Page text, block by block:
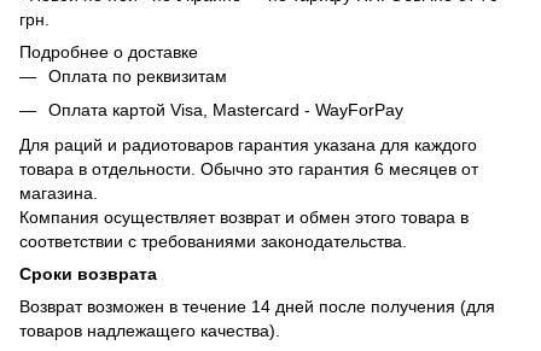
грн.
Подробнее о доставке
Оплата по реквизитам
Оплата картой Visa, Mastercard - WayForPay
Для раций и радиотоваров гарантия указана для каждого
товара в отдельности. Обычно это гарантия 6 месяцев от
магазина.
Компания осуществляет возврат и обмен этого товара в
соответствии с требованиями законодательства.
Сроки возврата
Возврат возможен в течение 14 дней после получения (для
товаров надлежащего качества).